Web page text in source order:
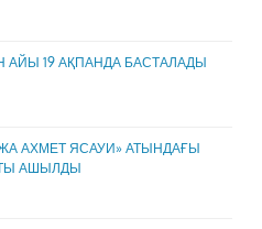
АЙЫ 19 АҚПАНДА БАСТАЛАДЫ
АХМЕТ ЯСАУИ» АТЫНДАҒЫ
АШЫЛДЫ